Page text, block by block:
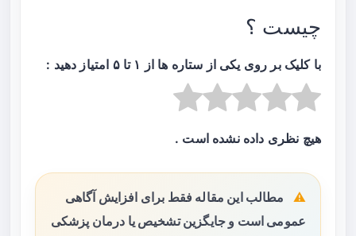
چیست ؟
با کلیک بر روی یکی از ستاره ها از ۱ تا ۵ امتیاز دهید :
هیچ نظری داده نشده است .
مطالب این مقاله فقط برای افزایش آگاهی
عمومی است و جایگزین تشخیص یا درمان پزشکی